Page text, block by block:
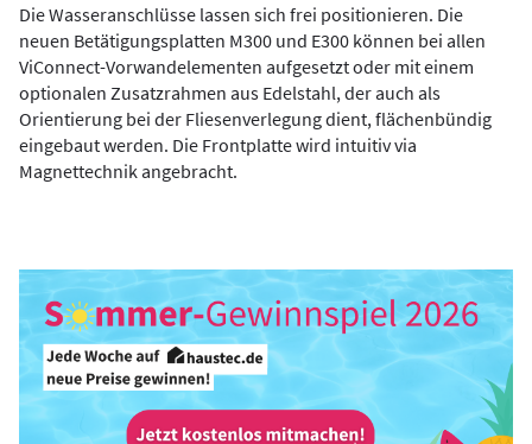
Die Wasseranschlüsse lassen sich frei positionieren. Die
neuen Betätigungsplatten M300 und E300 können bei allen
ViConnect-Vorwandelementen aufgesetzt oder mit einem
optionalen Zusatzrahmen aus Edelstahl, der auch als
Orientierung bei der Fliesenverlegung dient, flächenbündig
eingebaut werden. Die Frontplatte wird intuitiv via
Magnettechnik angebracht.